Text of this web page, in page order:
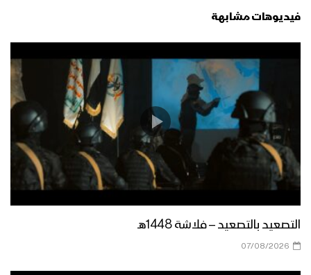
فيديوهات مشابهة
التصعيد بالتصعيد – فلاشة 1448هـ
07/08/2026